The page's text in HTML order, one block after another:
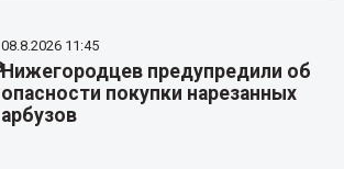
08.8.2026 11:45
Нижегородцев предупредили об
опасности покупки нарезанных
арбузов